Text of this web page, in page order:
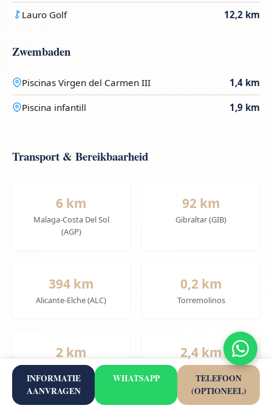
Lauro Golf 12,2 km
Zwembaden
Piscinas Virgen del Carmen III 1,4 km
Piscina infantill 1,9 km
Transport & Bereikbaarheid
6 km
Malaga-Costa Del Sol
(AGP)
92 km
Gibraltar (GIB)
394 km
Alicante-Elche (ALC)
0,2 km
Torremolinos
2 km
El Pinillo
2,4 km
La Colina
INFORMATIE
AANVRAGEN
WHATSAPP
TELEFOON
(OPTIONEEL)